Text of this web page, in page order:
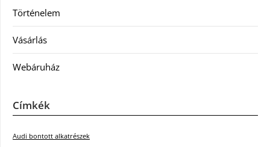
Történelem
Vásárlás
Webáruház
Címkék
Audi bontott alkatrészek